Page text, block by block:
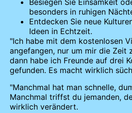
Besiegen Sie Einsamkeit
besonders in ruhigen
Entdecken Sie neue
Ideen in Echtzeit.
"Ich habe mit dem kostenlosen
angefangen, nur um mir die Zeit
dann habe ich Freunde auf drei
gefunden. Es macht wirklich
"Manchmal hat man schnelle,
Manchmal triffst du jemanden,
wirklich verändert.